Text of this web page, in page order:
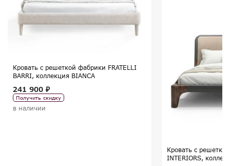
Кровать с решеткой фабрики FRATELLI
BARRI, коллекция BIANCA
241 900 ₽
Получить скидку
в наличии
Кровать с
INTERIORS,